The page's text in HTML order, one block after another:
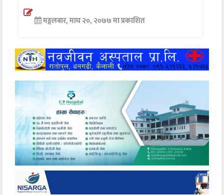
अन्तर्वार्ता
खेलकुद
मनोरञ्जन
अन्य
मङ्गलबार, माघ २०, २०७७ मा प्रकाशित